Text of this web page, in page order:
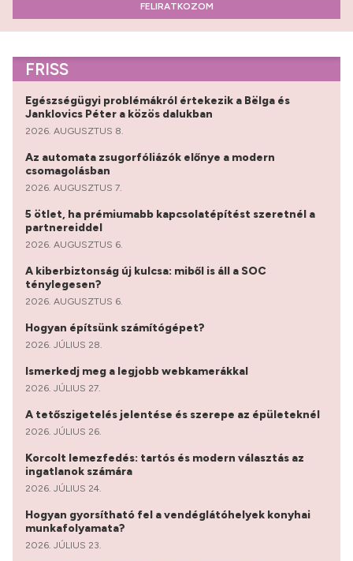
FELIRATKOZOM
FRISS
Egészségügyi problémákról értekezik a Bëlga és
Janklovics Péter a közös dalukban
2026. AUGUSZTUS 8.
Az automata zsugorfóliázók előnye a modern
csomagolásban
2026. AUGUSZTUS 7.
5 ötlet, ha prémiumabb kapcsolatépítést szeretnél a
partnereiddel
2026. AUGUSZTUS 6.
A kiberbiztonság új kulcsa: miből is áll a SOC
ténylegesen?
2026. AUGUSZTUS 6.
Hogyan építsünk számítógépet?
2026. JÚLIUS 28.
Ismerkedj meg a legjobb webkamerákkal
2026. JÚLIUS 27.
A tetőszigetelés jelentése és szerepe az épületeknél
2026. JÚLIUS 26.
Korcolt lemezfedés: tartós és modern választás az
ingatlanok számára
2026. JÚLIUS 24.
Hogyan gyorsítható fel a vendéglátóhelyek konyhai
munkafolyamata?
2026. JÚLIUS 23.